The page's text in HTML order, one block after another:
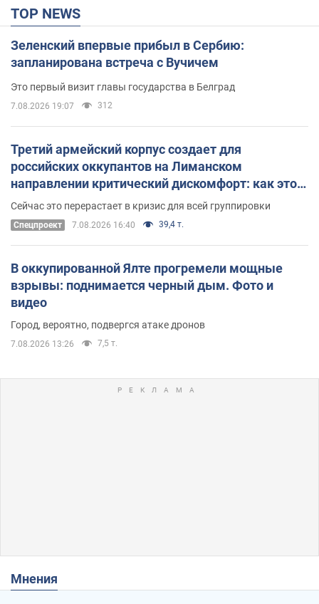
TOP NEWS
Зеленский впервые прибыл в Сербию:
запланирована встреча с Вучичем
Это первый визит главы государства в Белград
7.08.2026 19:07 312
Третий армейский корпус создает для
российских оккупантов на Лиманском
направлении критический дискомфорт: как это
удалось
Сейчас это перерастает в кризис для всей группировки
Спецпроект 7.08.2026 16:40 39,4 т.
В оккупированной Ялте прогремели мощные
взрывы: поднимается черный дым. Фото и
видео
Город, вероятно, подвергся атаке дронов
7.08.2026 13:26 7,5 т.
Мнения